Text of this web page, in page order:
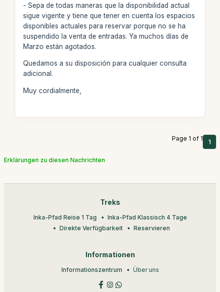
- Sepa de todas maneras que la disponibilidad actual
sigue vigente y tiene que tener en cuenta los espacios
disponibles actuales para reservar porque no se ha
suspendido la venta de entradas. Ya muchos días de
Marzo están agotados.
Quedamos a su disposición para cualquier consulta
adicional.
Muy cordialmente,
Page 1 of 1 1
Erklärungen zu diesen Nachrichten
Treks
Inka-Pfad Reise 1 Tag
Inka-Pfad Klassisch 4 Tage
Direkte Verfügbarkeit
Reservieren
Informationen
Informationszentrum Über uns